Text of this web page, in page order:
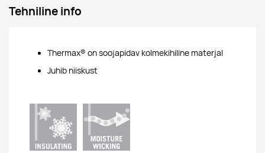
Tehniline info
Thermax® on soojapidav kolmekihiline materjal
Juhib niiskust